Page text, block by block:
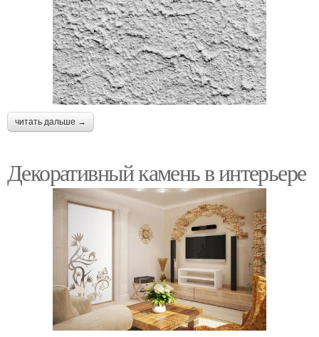
читать дальше →
Декоративный камень в интерьере